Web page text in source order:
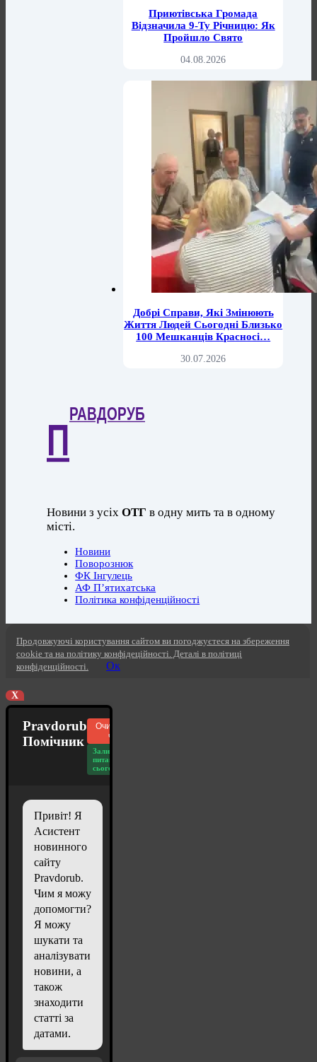
Приютівська Громада
Відзначила 9-Ту Річницю: Як
Пройшло Свято
04.08.2026
Добрі Справи, Які Змінюють
Життя Людей Сьогодні Близько
100 Мешканців Красносі…
30.07.2026
П
РАВДОРУБ
Новини з усіхОТГ в одну мить та в одному
місті.
Новини
Поворознюк
ФК Інгулець
АФ П’ятихатська
Політика конфіденційності
Продовжуючі користування сайтом ви погоджуєтеся на збереження
cookie та на політику конфідеційності. Деталі в політиці
конфіденційності.
Ок
X
Pravdorub
Помічник
Очистити
чат
Залишилось
питань
сьогодні: 20
Привіт! Я
Асистент
новинного
сайту
Pravdorub.
Чим я можу
допомогти?
Я можу
шукати та
аналізувати
новини, а
також
знаходити
статті за
датами.